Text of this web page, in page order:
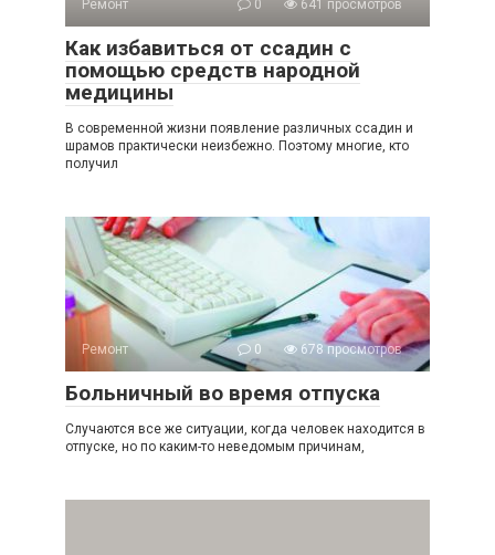
Ремонт 0 641 просмотров
Как избавиться от ссадин с
помощью средств народной
медицины
В современной жизни появление различных ссадин и
шрамов практически неизбежно. Поэтому многие, кто
получил
Ремонт 0 678 просмотров
Больничный во время отпуска
Случаются все же ситуации, когда человек находится в
отпуске, но по каким-то неведомым причинам,